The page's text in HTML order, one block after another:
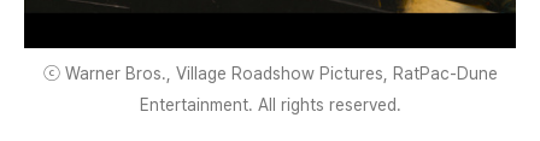
ⓒ Warner Bros., Village Roadshow Pictures, RatPac-Dune
Entertainment. All rights reserved.